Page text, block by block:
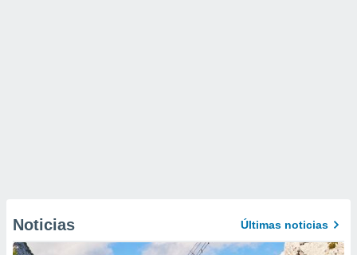
Noticias Últimas noticias